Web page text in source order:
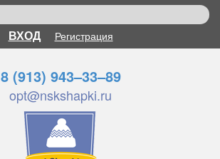
ВХОД Регистрация
8 (913) 943–33–89
opt@nskshapki.ru